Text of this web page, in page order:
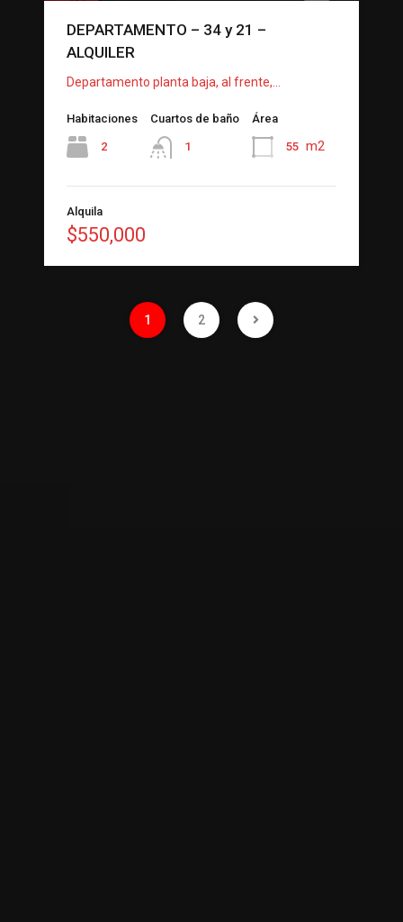
DEPARTAMENTO – 34 y 21 –
ALQUILER
Departamento planta baja, al frente,…
Habitaciones
2
Cuartos de baño
1
Área
55 m2
Alquila
$550,000
1 2